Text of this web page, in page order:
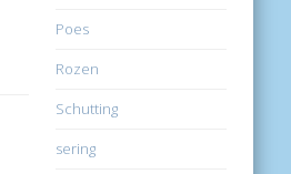
Poes
Rozen
Schutting
sering